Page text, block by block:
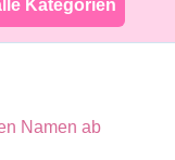
Kategorien
Namen ab